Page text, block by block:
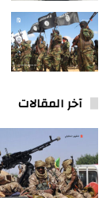
آخر المقالات